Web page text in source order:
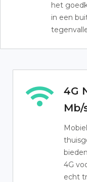
het
in een
4G
Mb/
4G
echt